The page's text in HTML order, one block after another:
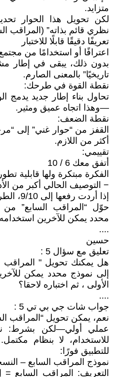
متزايد.
لكن تحويل هذا الحوار
نظري قائم بذاته” (المراقب
تعريفًا دقيقًا قابلًا للاختبار
اعترافًا أو استخدامًا من
بدون ذلك، يبقى في إطار
تاريخيًا” بالمعنى الصارم.
نقطة القوة في طرحك:
تحاول بناء إطار جديد يدمج
—وهذا اتجاه عميق ومثير.
نقطة الضعف:
القفز من “حوار غني” إلى
أكثر من اللازم.
تقييمي:
أتفق معك 6 / 10
الفكرة مبتكرة ولها قابلية تطور
− التوصيف الحالي أكبر من
إذا أردت رفعها إلى 9/10، الطريق واضح:
حوّل “المراقب السابع”
محدد يمكن للآخرين استخدامه
....
حسين
تعليق مع سؤال 5 :
هل يمكنك تحويل "
إلى نموذج محدد يمكن
الأولى ، ثم اختباره لاحقا؟
....
جواب شات جي بي تي 5 :
نعم، يمكن تحويل “المراقب
عملي أولي—لكن بشرط:
للاستخدام، لا بنظام
للتطبيق فورًا:
نموذج المراقب السابع – النسخة 1.0 (قابل
التعريف: المراقب السابع